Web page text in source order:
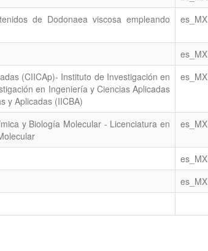
de Dodonaea viscosa empleando
es_MX
es_MX
(CIICAp)- Instituto de Investigación en
en Ingeniería y Ciencias Aplicadas
y Aplicadas (IICBA)
es_MX
y Biología Molecular - Licenciatura en
es_MX
es_MX
es_MX